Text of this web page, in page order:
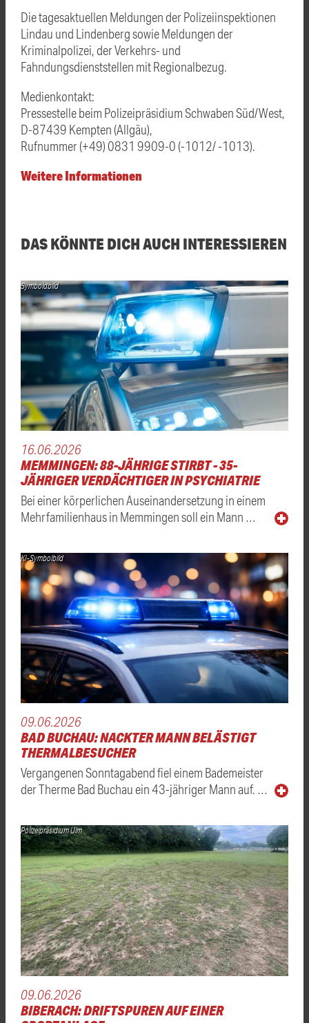
Die tagesaktuellen Meldungen der Polizeiinspektionen
Lindau und Lindenberg sowie Meldungen der
Kriminalpolizei, der Verkehrs- und
Fahndungsdienststellen mit Regionalbezug.
Medienkontakt:
Pressestelle beim Polizeipräsidium Schwaben Süd/West,
D-87439 Kempten (Allgäu),
Rufnummer (+49) 0831 9909-0 (-1012/ -1013).
Weitere Informationen
DAS KÖNNTE DICH AUCH INTERESSIEREN
Symboldbild
16.06.2026
MEMMINGEN: 88-JÄHRIGE STIRBT - 35-
JÄHRIGER VERDÄCHTIGER IN PSYCHIATRIE
Bei einer körperlichen Auseinandersetzung in einem
Mehrfamilienhaus in Memmingen soll ein Mann …
KI-Symbolbild
09.06.2026
BAD BUCHAU: NACKTER MANN BELÄSTIGT
THERMALBESUCHER
Vergangenen Sonntagabend fiel einem Bademeister
der Therme Bad Buchau ein 43-jähriger Mann auf. …
Polizeipräsidium Ulm
09.06.2026
BIBERACH: DRIFTSPUREN AUF EINER